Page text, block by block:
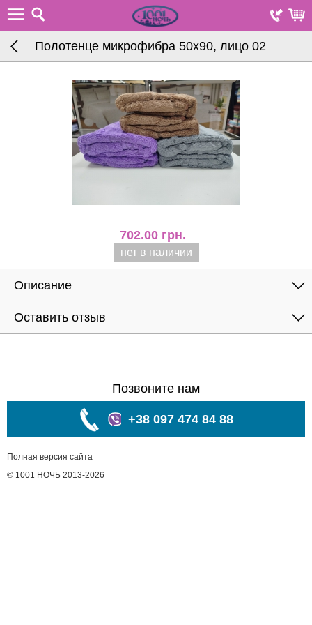
Полотенце микрофибра 50х90, лицо 02
702.00 грн.
нет в наличии
Описание
Оставить отзыв
Позвоните нам
+38 097 474 84 88
Полная версия сайта
© 1001 НОЧЬ 2013-2026